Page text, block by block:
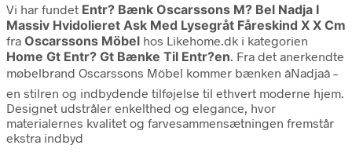
Vi har fundet Entr? Bænk Oscarssons M? Bel Nadja I
Massiv Hvidolieret Ask Med Lysegråt Fåreskind X X Cm
fra Oscarssons Möbel hos Likehome.dk i kategorien
Home Gt Entr? Gt Bænke Til Entr?en. Fra det anerkendte
møbelbrand Oscarssons Möbel kommer bænken âNadjaâ –
en stilren og indbydende tilføjelse til ethvert moderne hjem.
Designet udstråler enkelthed og elegance, hvor
materialernes kvalitet og farvesammensætningen fremstår
ekstra indbyd